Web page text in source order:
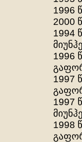
1996
2000
1994
1996
1997
1997
1998